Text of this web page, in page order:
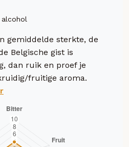
gemiddelde sterkte, de
Belgische gist is
dan ruik en proef je
fruitige aroma.